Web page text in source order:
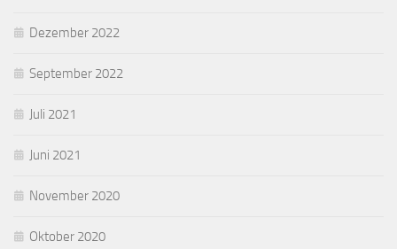
Dezember 2022
September 2022
Juli 2021
Juni 2021
November 2020
Oktober 2020